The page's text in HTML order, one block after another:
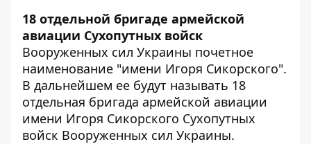
18 отдельной бригаде армейской
авиации Сухопутных войск
Вооруженных сил Украины почетное
наименование "имени Игоря Сикорского".
В дальнейшем ее будут называть 18
отдельная бригада армейской авиации
имени Игоря Сикорского Сухопутных
войск Вооруженных сил Украины.